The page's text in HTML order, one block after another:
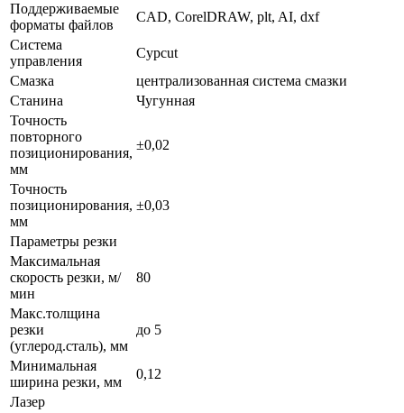
Поддерживаемые
форматы файлов
CAD, CorelDRAW, plt, AI, dxf
Система
управления
Cypcut
Смазка
централизованная система смазки
Станина
Чугунная
Точность
повторного
позиционирования,
мм
±0,02
Точность
позиционирования,
мм
±0,03
Параметры резки
Максимальная
скорость резки, м/
мин
80
Макс.толщина
резки
(углерод.сталь), мм
до 5
Минимальная
ширина резки, мм
0,12
Лазер